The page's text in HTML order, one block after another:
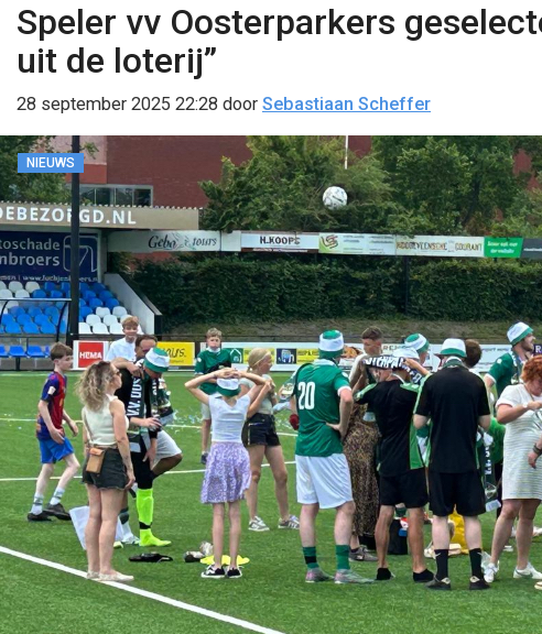
Speler vv Oosterparkers
uit de loterij”
28 september 2025 22:28 door Sebastiaan Scheffer
NIEUWS